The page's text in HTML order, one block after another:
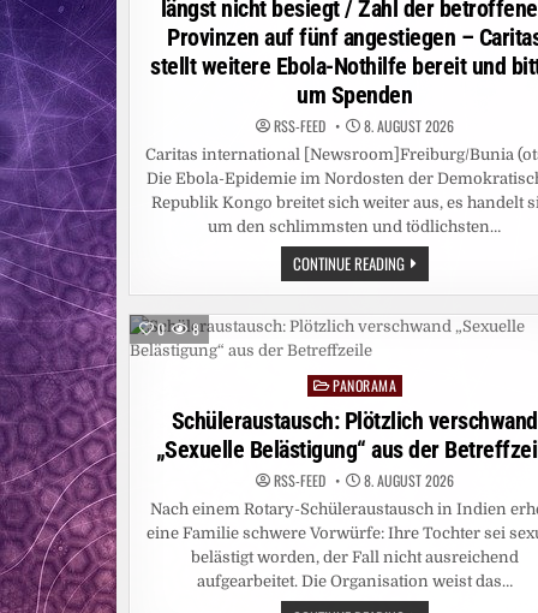
längst nicht besiegt / Zahl der
Provinzen auf fünf angestiegen –
stellt weitere Ebola-Nothilfe bereit und
um Spenden
RSS-FEED 8. AUGUST 2026
Caritas international [Newsroom]Freiburg/Bunia
Die Ebola-Epidemie im Nordosten der
Republik Kongo breitet sich weiter aus, es handelt
um den schlimmsten und tödlichsten…
CONTINUE READINGCARITAS:
EBOLA-
EPIDEMIE
DER
DR
BESIEGT
/
ZAHL
DER
BETROFFENEN
PROVINZEN
AUF
FÜNF
ANGESTIEGEN
–
CARITAS
STELLT
WEITERE
0 8
PostedPANORAMA
Schüleraustausch: Plötzlich verschwand
„Sexuelle Belästigung“ aus der
RSS-FEED 8. AUGUST 2026
Nach einem Rotary-Schüleraustausch in Indien
eine Familie schwere Vorwürfe: Ihre Tochter sei
belästigt worden, der Fall nicht ausreichend
aufgearbeitet. Die Organisation weist das…